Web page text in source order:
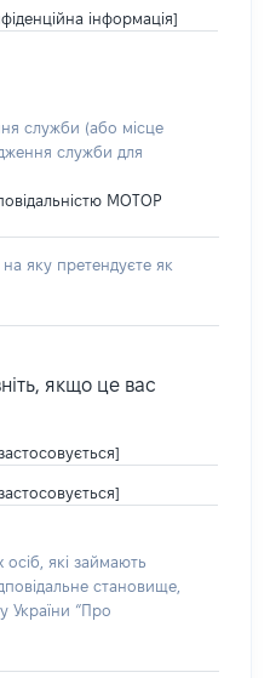
інформація]
служби (або місце
служби для
МОТОР
яку претендуєте як
якщо це вас
які займають
становище,
України “Про